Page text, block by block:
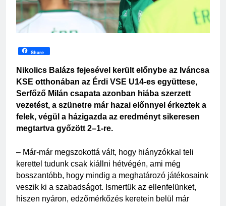
Share
Nikolics Balázs fejesével került előnybe az Iváncsa
KSE otthonában az Érdi VSE U14-es együttese,
Serfőző Milán csapata azonban hiába szerzett
vezetést, a szünetre már hazai előnnyel érkeztek a
felek, végül a házigazda az eredményt sikeresen
megtartva győzött 2–1-re.
– Már-már megszokottá vált, hogy hiányzókkal teli
kerettel tudunk csak kiállni hétvégén, ami még
bosszantóbb, hogy mindig a meghatározó játékosaink
veszik ki a szabadságot. Ismertük az ellenfelünket,
hiszen nyáron, edzőmérkőzés keretein belül már